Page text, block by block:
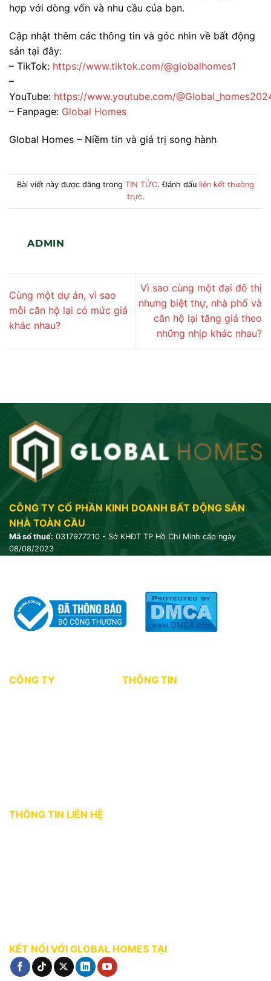
hợp với dòng vốn và nhu cầu của bạn.
Cập nhật thêm các thông tin và góc nhìn về bất động
sản tại đây:
– TikTok: https://www.tiktok.com/@globalhomes1
–
YouTube: https://www.youtube.com/
– Fanpage: Global Homes
Global Homes – Niềm tin và giá trị song hành
Bài viết này được đăng trong TIN TỨC. Đánh dấu liên kết thường
trực.
ADMIN
Cùng một dự án, vì sao
mỗi căn hộ lại có mức giá
khác nhau?
Vì sao cùng một đại đô thị
nhưng biệt thự, nhà phố và
căn hộ lại tăng giá theo
những nhịp khác nhau?
CÔNG TY CỔ PHẦN KINH DOANH BẤT ĐỘNG SẢN
NHÀ TOÀN CẦU
Mã số thuế: 0317977210 - Sở KHĐT TP Hồ Chí Minh cấp ngày
08/08/2023
CÔNG TY THÔNG TIN
THÔNG TIN LIÊN HỆ
KẾT NỐI VỚI GLOBAL HOMES TẠI